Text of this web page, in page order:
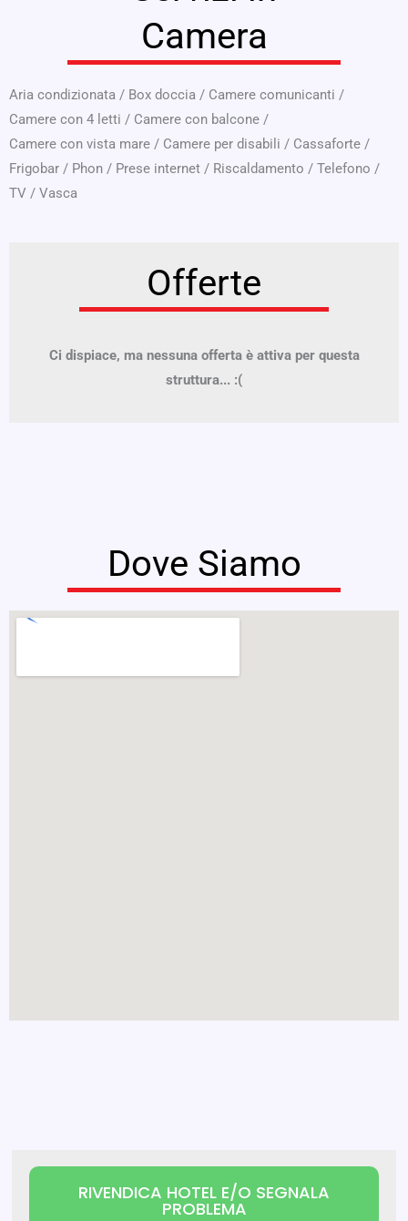
Camera
Aria condizionata / Box doccia / Camere comunicanti /
Camere con 4 letti / Camere con balcone /
Camere con vista mare / Camere per disabili / Cassaforte /
Frigobar / Phon / Prese internet / Riscaldamento / Telefono /
TV / Vasca
Offerte
Ci dispiace, ma nessuna offerta è attiva per questa
struttura... :(
Dove Siamo
RIVENDICA HOTEL E/O SEGNALA
PROBLEMA